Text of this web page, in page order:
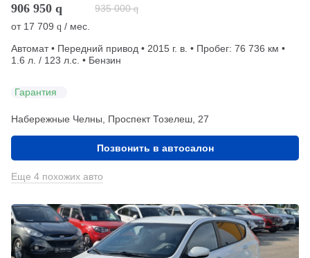
906 950 q 935 000 q
от 17 709 q / мес.
Автомат • Передний привод • 2015 г. в. • Пробег: 76 736 км •
1.6 л. / 123 л.с. • Бензин
Гарантия
Набережные Челны, Проспект Тозелеш, 27
Позвонить в автосалон
Еще 4 похожих авто